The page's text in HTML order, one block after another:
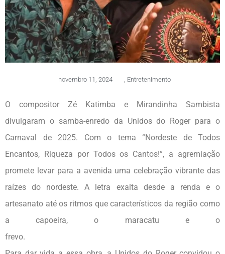
novembro 11, 2024 Entretenimento
O compositor Zé Katimba e Mirandinha Sambista
divulgaram o samba-enredo da Unidos do Roger para o
Carnaval de 2025. Com o tema “Nordeste de Todos
Encantos, Riqueza por Todos os Cantos!”, a agremiação
promete levar para a avenida uma celebração vibrante das
raízes do nordeste. A letra exalta desde a renda e o
artesanato até os ritmos que característicos da região como
a capoeira, o maracatu e o
frevo.